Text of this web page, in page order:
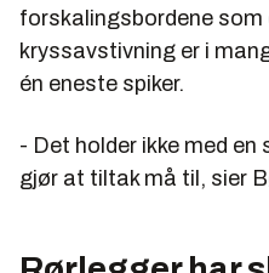
forskalingsbordene som
kryssavstivning er i
én eneste spiker.
- Det holder ikke med en
gjør at tiltak må til, sier